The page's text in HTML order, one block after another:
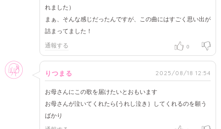
れました）
まぁ、そんな感じだったんですが、この曲にはすごく思い出が
詰まってました！
通報する 0
女性
りつまる 2025/08/18 12:54
お母さんにこの歌を届けたいとおもいます
お母さんが泣いてくれたら{うれし泣き｝してくれるのを願う
ばかり